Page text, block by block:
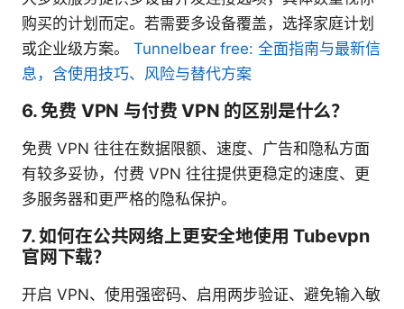
购买的计划而定。若需要多设备覆盖，选择家庭计划
或企业级方案。 Tunnelbear free: 全面指南与最新信
息，含使用技巧、风险与替代方案
6. 免费 VPN 与付费 VPN 的区别是什么？
免费 VPN 往往在数据限额、速度、广告和隐私方面
有较多妥协，付费 VPN 往往提供更稳定的速度、更
多服务器和更严格的隐私保护。
7. 如何在公共网络上更安全地使用 Tubevpn
官网下载？
开启 VPN、使用强密码、启用两步验证、避免输入敏